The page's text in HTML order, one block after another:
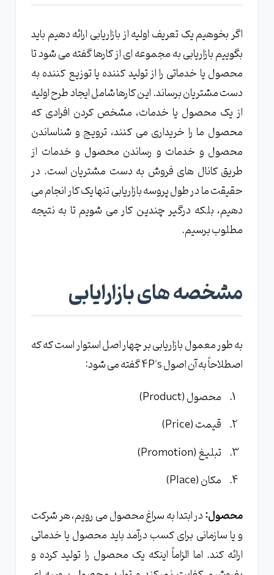
اگر بخوهیم یک تعریف اولیه از بازاریابی ارائه دهیم باید
بگوییم بازاریابی به مجموعه ای از کارها گفته می شود تا
محصول یا خدماتی را از تولید کننده یا توزیع کننده به
دست مشتریان برساند. این کارها شامل ایجاد طرح اولیه
از یک محصول یا خدمات، مشخص کردن افرادی که
محصول ما را خریداری می کنند، ترویج و شناساندن
محصول و خدمات و رساندن محصول و خدمات از
طریق کانال های فروش به دست مشتریان است. در
حقیقت ما در طول پروسه بازاریابی تنها یک کار انجام می
دهیم، بلکه درگیر چندین کار می شویم تا به نتیجه
مطلوب برسیم.
مشخصه های بازارایابی
به طور معمول بازاریابی بر چهار اصل استوار است که که
اصطلاحاً به آن اصول 4P's گفته می شود:
محصول (Product)
قیمت (Price)
تبلیغ (Promotion)
مکان (Place)
محصول: در ابتدا به سراغ محصول می رویم، هر شرکت
و یا سازمانی برای کسب درآمد باید محصول یا خدماتی
ارائه کند. اما الزاماً اینکه یک محصول را تولید کرده و